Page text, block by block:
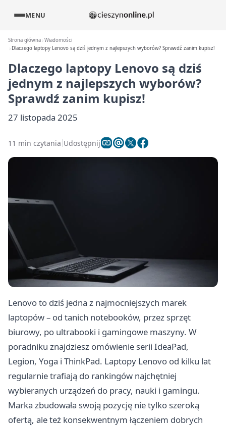
MENU
Strona główna Wiadomości
Dlaczego laptopy Lenovo są dziś jednym z najlepszych wyborów? Sprawdź zanim kupisz!
Dlaczego laptopy Lenovo są dziś
jednym z najlepszych wyborów?
Sprawdź zanim kupisz!
27 listopada 2025
11 min czytania Udostępnij
Lenovo to dziś jedna z najmocniejszych marek
laptopów – od tanich notebooków, przez sprzęt
biurowy, po ultrabooki i gamingowe maszyny. W
poradniku znajdziesz omówienie serii IdeaPad,
Legion, Yoga i ThinkPad. Laptopy Lenovo od kilku lat
regularnie trafiają do rankingów najchętniej
wybieranych urządzeń do pracy, nauki i gamingu.
Marka zbudowała swoją pozycję nie tylko szeroką
ofertą, ale też konsekwentnym łączeniem dobrych